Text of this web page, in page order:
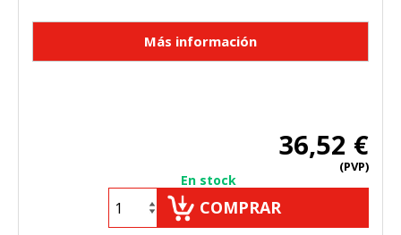
36,52 €
(PVP)
En stock
COMPRAR